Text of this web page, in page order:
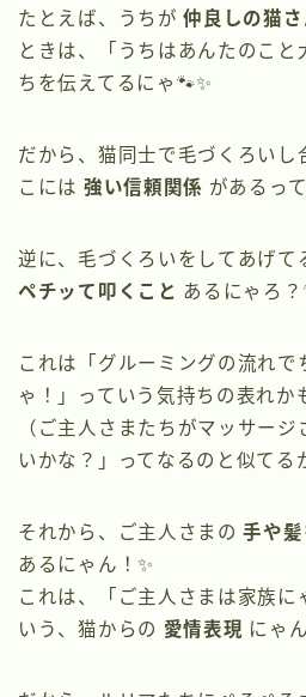
たとえば、うちが仲良しの猫さ
ときは、「うちはあんたのこと
ちを伝えてるにゃ🐾✨
だから、猫同士で毛づくろいし
こには 強い信頼関係 があるっ
逆に、毛づくろいをしてあげて
ペチッて叩くこと あるにゃろ？
これは「グルーミングの流れで
ゃ！」っていう気持ちの表れか
（ご主人さまたちがマッサー
いかな？」ってなるのと似てる
それから、ご主人さまの手や
あるにゃん！✨
これは、「ご主人さまは家族に
いう、猫からの 愛情表現 にゃ